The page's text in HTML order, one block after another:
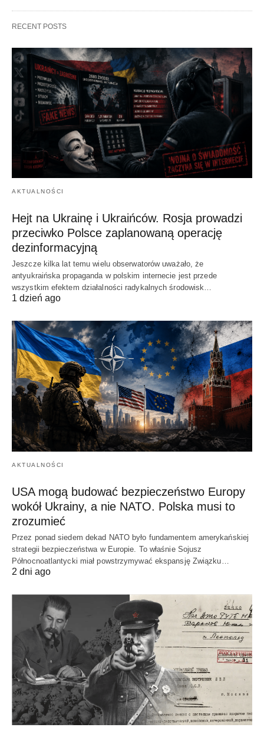
RECENT POSTS
AKTUALNOŚCI
Hejt na Ukrainę i Ukraińców. Rosja prowadzi
przeciwko Polsce zaplanowaną operację
dezinformacyjną
Jeszcze kilka lat temu wielu obserwatorów uważało, że
antyukraińska propaganda w polskim internecie jest przede
wszystkim efektem działalności radykalnych środowisk…
1 dzień ago
AKTUALNOŚCI
USA mogą budować bezpieczeństwo Europy
wokół Ukrainy, a nie NATO. Polska musi to
zrozumieć
Przez ponad siedem dekad NATO było fundamentem amerykańskiej
strategii bezpieczeństwa w Europie. To właśnie Sojusz
Północnoatlantycki miał powstrzymywać ekspansję Związku…
2 dni ago